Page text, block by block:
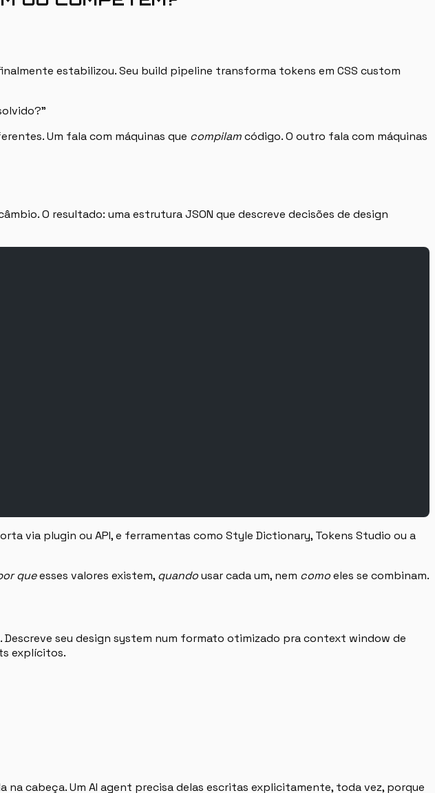
estabilizou. Seu build pipeline transforma tokens em CSS custom
Um fala com máquinas que compilamcódigo. O outro fala com máquinas
O resultado: uma estrutura JSON que descreve decisões de design
via plugin ou API, e ferramentas como Style Dictionary, Tokens Studio ou a
queesses valores existem, quandousar cada um, nem comoeles se combinam.
Descreve seu design system num formato otimizado pra context window de
explícitos.
na cabeça. Um AI agent precisa delas escritas explicitamente, toda vez, porque